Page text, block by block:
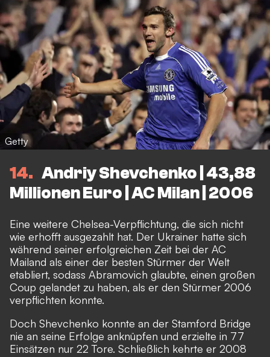
Getty
14
Andriy Shevchenko | 43,88
Millionen Euro | AC Milan | 2006
Eine weitere Chelsea-Verpflichtung, die sich nicht
wie erhofft ausgezahlt hat. Der Ukrainer hatte sich
während seiner erfolgreichen Zeit bei der AC
Mailand als einer der besten Stürmer der Welt
etabliert, sodass Abramovich glaubte, einen großen
Coup gelandet zu haben, als er den Stürmer 2006
verpflichten konnte.
Doch Shevchenko konnte an der Stamford Bridge
nie an seine Erfolge anknüpfen und erzielte in 77
Einsätzen nur 22 Tore. Schließlich kehrte er 2008